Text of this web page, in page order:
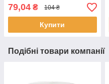
шт/уп, 24 уп/ящ), П-90
79,04 ₴ 104 ₴
Купити
Подібні товари компанії